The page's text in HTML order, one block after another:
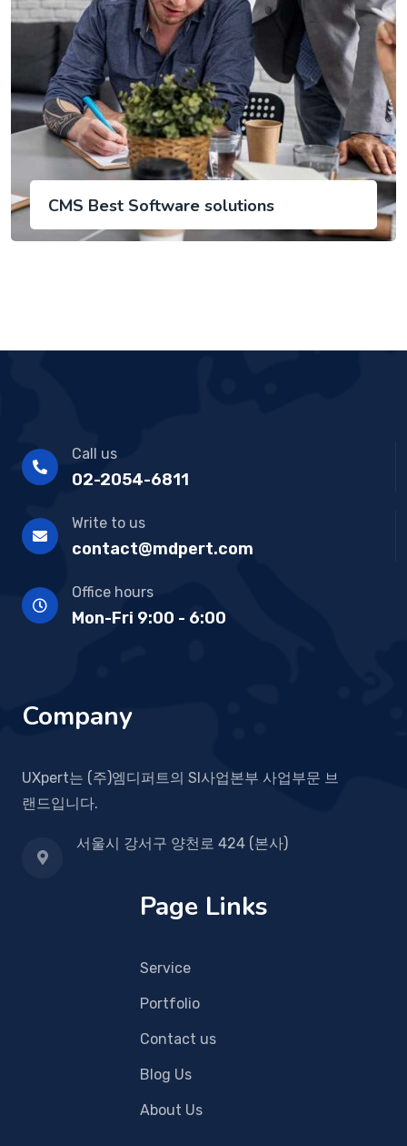
CMS Best Software solutions
Call us
02-2054-6811
Write to us
contact@mdpert.com
Office hours
Mon-Fri 9:00 - 6:00
Company
UXpert는 (주)엠디퍼트의 SI사업본부 사업부문 브
랜드입니다.
서울시 강서구 양천로 424 (본사)
Page Links
Service
Portfolio
Contact us
Blog Us
About Us